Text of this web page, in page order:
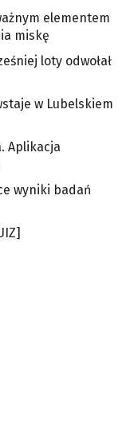
elementem
miskę
loty odwołał
w Lubelskiem
Aplikacja
wyniki badań